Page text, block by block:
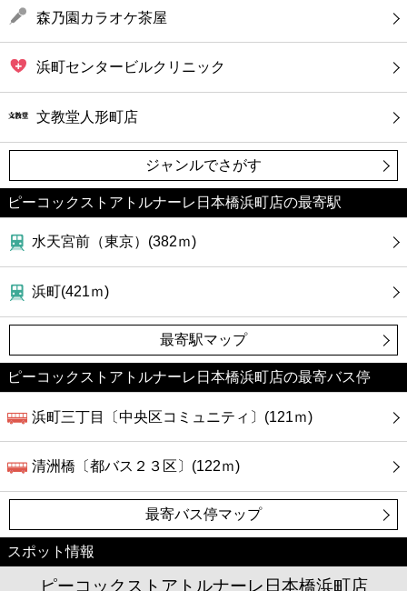
森乃園カラオケ茶屋
浜町センタービルクリニック
文教堂人形町店
ジャンルでさがす
ピーコックストアトルナーレ日本橋浜町店の最寄駅
水天宮前（東京）(382ｍ)
浜町(421ｍ)
最寄駅マップ
ピーコックストアトルナーレ日本橋浜町店の最寄バス停
浜町三丁目〔中央区コミュニティ〕(121ｍ)
清洲橋〔都バス２３区〕(122ｍ)
最寄バス停マップ
スポット情報
ピーコックストアトルナーレ日本橋浜町店